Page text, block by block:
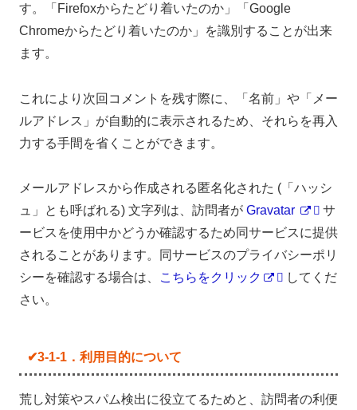
す。「Firefoxからたどり着いたのか」「Google
Chromeからたどり着いたのか」を識別することが出来
ます。
これにより次回コメントを残す際に、「名前」や「メー
ルアドレス」が自動的に表示されるため、それらを再入
力する手間を省くことができます。
メールアドレスから作成される匿名化された (「ハッシ
ュ」とも呼ばれる) 文字列は、訪問者が Gravatar
サ
ービスを使用中かどうか確認するため同サービスに提供
されることがあります。同サービスのプライバシーポリ
シーを確認する場合は、
こちらをクリック
してくだ
さい。
✔3-1-1．利用目的について
荒し対策やスパム検出に役立てるためと、訪問者の利便